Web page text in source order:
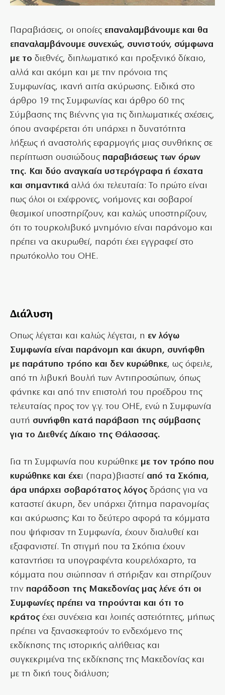
Παραβιάσεις, οι οποίες επαναλαμβάνουμε και θα
επαναλαμβάνουμε συνεχώς, συνιστούν, σύμφωνα
με το διεθνές, διπλωματικό και προξενικό δίκαιο,
αλλά και ακόμη και με την πρόνοια της
Συμφωνίας, ικανή αιτία ακύρωσης. Ειδικά στο
άρθρο 19 της Συμφωνίας και άρθρο 60 της
Σύμβασης της Βιέννης για τις διπλωματικές σχέσεις,
όπου αναφέρεται ότι υπάρχει η δυνατότητα
λήξεως ή αναστολής εφαρμογής μιας συνθήκης σε
περίπτωση ουσιώδους παραβιάσεως των όρων
της. Και δύο αναγκαία υστερόγραφα ή έσχατα
και σημαντικά αλλά όχι τελευταία: Το πρώτο είναι
πως όλοι οι εχέφρονες, νοήμονες και σοβαροί
θεσμικοί υποστηρίζουν, και καλώς υποστηρίζουν,
ότι το τουρκολιβυκό μνημόνιο είναι παράνομο και
πρέπει να ακυρωθεί, παρότι έχει εγγραφεί στο
πρωτόκολλο του ΟΗΕ.
Διάλυση
Οπως λέγεται και καλώς λέγεται, η εν λόγω
Συμφωνία είναι παράνομη και άκυρη, συνήφθη
με παράτυπο τρόπο και δεν κυρώθηκε, ως όφειλε,
από τη λιβυκή Βουλή των Αντιπροσώπων, όπως
φάνηκε και από την επιστολή του προέδρου της
τελευταίας προς τον γ.γ. του ΟΗΕ, ενώ η Συμφωνία
αυτή συνήφθη κατά παράβαση της σύμβασης
για το Διεθνές Δίκαιο της Θάλασσας.
Για τη Συμφωνία που κυρώθηκε με τον τρόπο που
κυρώθηκε και έχει (παρα)βιαστεί από τα Σκόπια,
άρα υπάρχει σοβαρότατος λόγος δράσης για να
καταστεί άκυρη, δεν υπάρχει ζήτημα παρανομίας
και ακύρωσης; Και το δεύτερο αφορά τα κόμματα
που ψήφισαν τη Συμφωνία, έχουν διαλυθεί και
εξαφανιστεί. Τη στιγμή που τα Σκόπια έχουν
καταντήσει τα υπογραφέντα κουρελόχαρτο, τα
κόμματα που σιώπησαν ή στήριξαν και στηρίζουν
την παράδοση της Μακεδονίας μας λένε ότι οι
Συμφωνίες πρέπει να τηρούνται και ότι το
κράτος έχει συνέχεια και λοιπές αστειότητες, μήπως
πρέπει να ξανασκεφτούν το ενδεχόμενο της
εκδίκησης της ιστορικής αλήθειας και
συγκεκριμένα της εκδίκησης της Μακεδονίας και
με τη δική τους διάλυση;